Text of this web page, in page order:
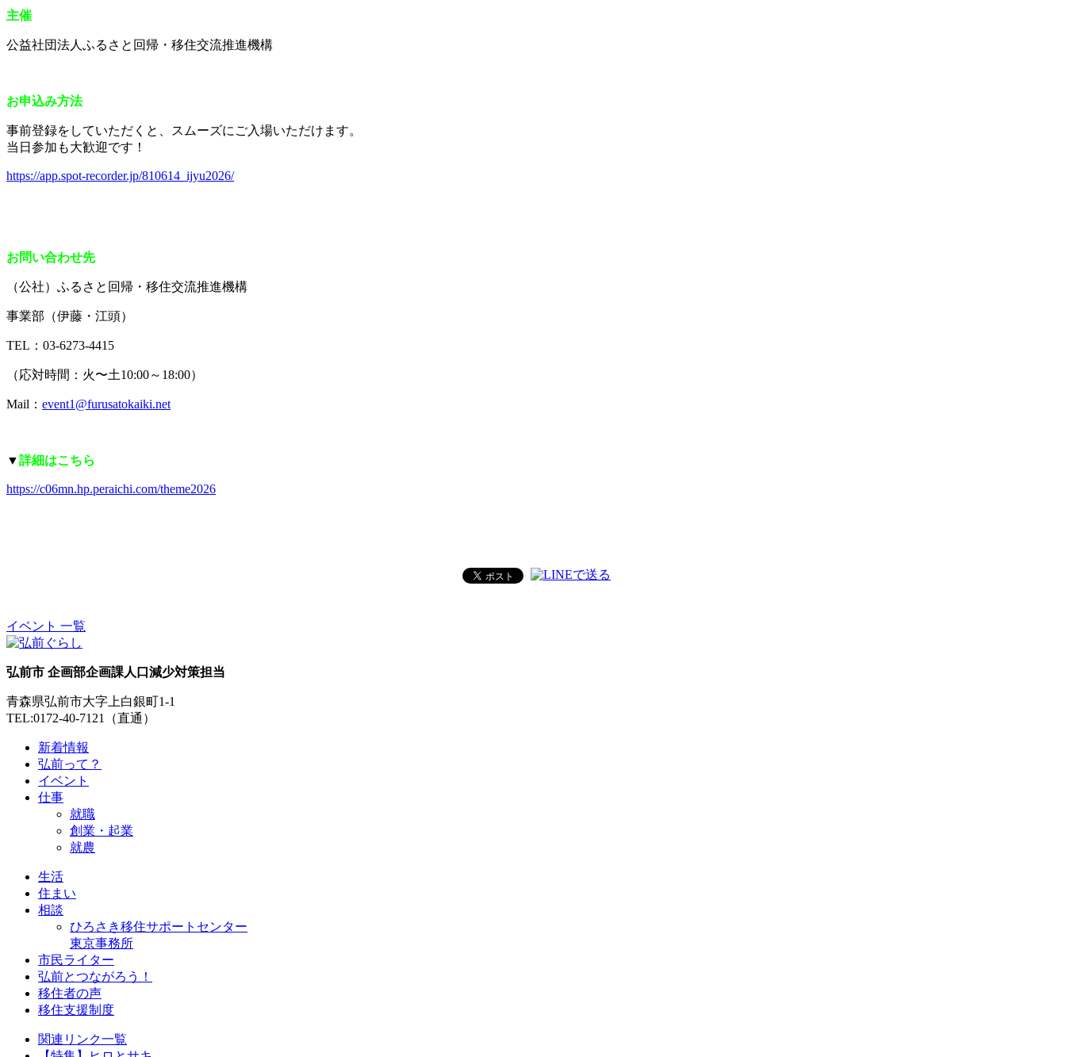
主催
公益社団法人ふるさと回帰・移住交流推進機構
お申込み方法
事前登録をしていただくと、スムーズにご入場いただけます。
当日参加も大歓迎です！
https://app.spot-recorder.jp/810614_ijyu2026/
お問い合わせ先
（公社）ふるさと回帰・移住交流推進機構
事業部（伊藤・江頭）
TEL：03-6273-4415
（応対時間：火〜土10:00～18:00）
Mail： event1@furusatokaiki.net
▼詳細はこちら
https://c06mn.hp.peraichi.com/theme2026
イベント 一覧
弘前市 企画部企画課人口減少対策担当
青森県弘前市大字上白銀町1-1
TEL:0172-40-7121（直通）
新着情報
弘前って？
イベント
仕事
就職
創業・起業
就農
生活
住まい
相談
ひろさき移住サポートセンター
東京事務所
市民ライター
弘前とつながろう！
移住者の声
移住支援制度
関連リンク一覧